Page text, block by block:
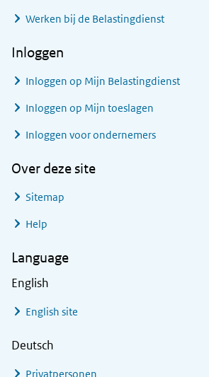
Werken bij de Belastingdienst
Inloggen
Inloggen op Mijn Belastingdienst
Inloggen op Mijn toeslagen
Inloggen voor ondernemers
Over deze site
Sitemap
Help
Language
English
English site
Deutsch
Privatpersonen